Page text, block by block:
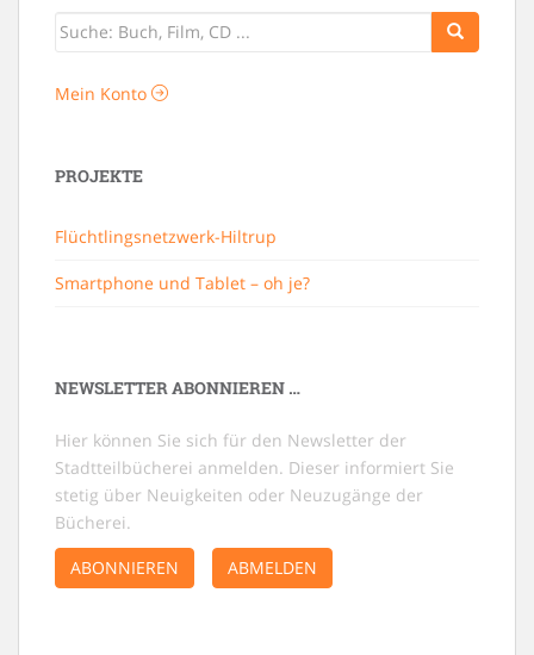
Mein Konto
PROJEKTE
Flüchtlingsnetzwerk-Hiltrup
Smartphone und Tablet – oh je?
NEWSLETTER ABONNIEREN …
Hier können Sie sich für den Newsletter der
Stadtteilbücherei anmelden. Dieser informiert Sie
stetig über Neuigkeiten oder Neuzugänge der
Bücherei.
ABONNIEREN
ABMELDEN